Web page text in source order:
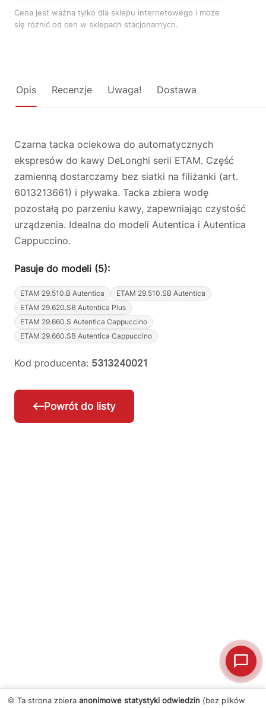
Cena jest ważna tylko dla sklepu internetowego i może
się różnić od cen w sklepach stacjonarnych.
Opis Recenzje Uwaga! Dostawa
Czarna tacka ociekowa do automatycznych
ekspresów do kawy DeLonghi serii ETAM. Część
zamienną dostarczamy bez siatki na filiżanki (art.
6013213661) i pływaka. Tacka zbiera wodę
pozostałą po parzeniu kawy, zapewniając czystość
urządzenia. Idealna do modeli Autentica i Autentica
Cappuccino.
Pasuje do modeli (5):
ETAM 29.510.B Autentica
ETAM 29.510.SB Autentica
ETAM 29.620.SB Autentica Plus
ETAM 29.660.S Autentica Cappuccino
ETAM 29.660.SB Autentica Cappuccino
Kod producenta: 5313240021
Powrót do listy
🍪 Ta strona zbiera anonimowe statystyki odwiedzin (bez plików